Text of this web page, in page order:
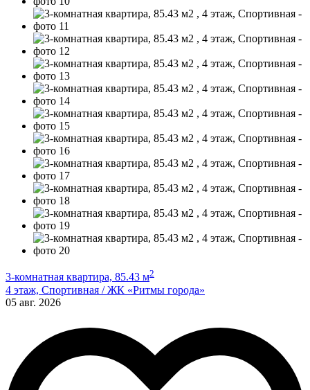
3-комнатная квартира, 85.43 м2
4 этаж, Спортивная / ЖК «Ритмы города»
05 авг. 2026